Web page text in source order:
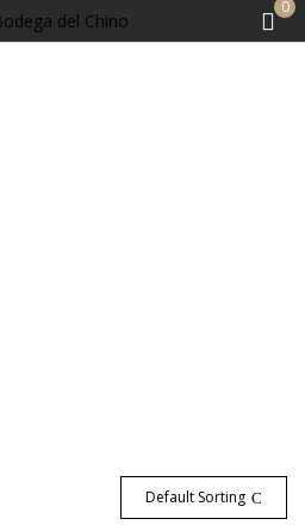
0
Default Sorting